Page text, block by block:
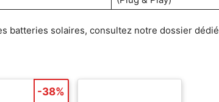
batteries solaires, consultez notre dossier dédié
-38%